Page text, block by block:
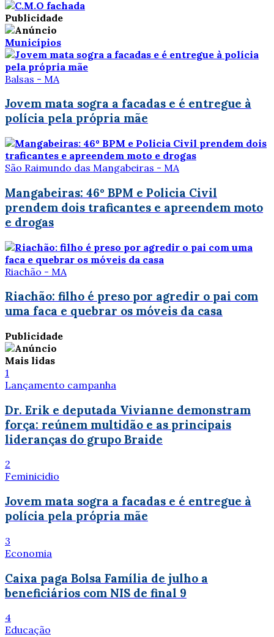
Publicidade
Municípios
Balsas - MA
Jovem mata sogra a facadas e é entregue à
polícia pela própria mãe
São Raimundo das Mangabeiras - MA
Mangabeiras: 46º BPM e Policia Civil
prendem dois traficantes e apreendem moto
e drogas
Riachão - MA
Riachão: filho é preso por agredir o pai com
uma faca e quebrar os móveis da casa
Publicidade
Mais lidas
1
Lançamento campanha
Dr. Erik e deputada Vivianne demonstram
força: reúnem multidão e as principais
lideranças do grupo Braide
2
Feminicidio
Jovem mata sogra a facadas e é entregue à
polícia pela própria mãe
3
Economia
Caixa paga Bolsa Família de julho a
beneficiários com NIS de final 9
4
Educação